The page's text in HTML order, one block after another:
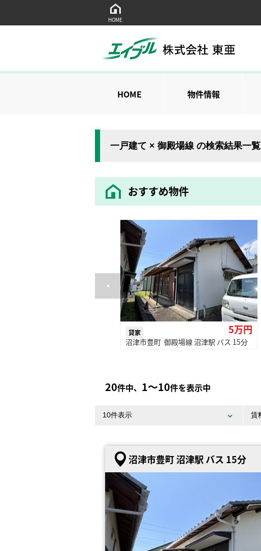
HOME
HOME 物件情報
一戸建て × 御殿場線 の検索結果一覧
おすすめ物件
貸家 5万円
沼津市豊町 御殿場線 沼津駅 バス 15分
20件中、 1〜10件を表示中
沼津市豊町 沼津駅 バス 15分